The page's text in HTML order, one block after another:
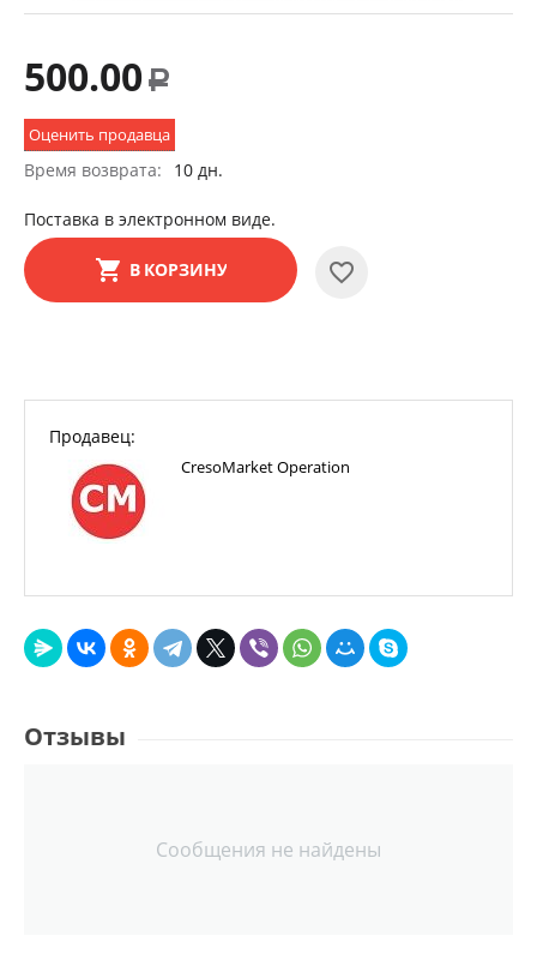
500.00 Р
Оценить продавца
Время возврата: 10 дн.
Поставка в электронном виде.
В КОРЗИНУ
Продавец:
CresoMarket Operation
Отзывы
Сообщения не найдены